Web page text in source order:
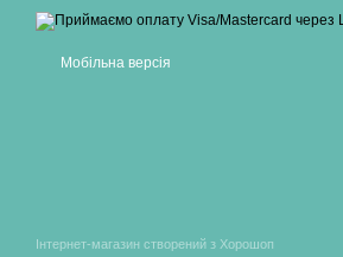
Мобільна версія
Інтернет-магазин створений з Хорошоп